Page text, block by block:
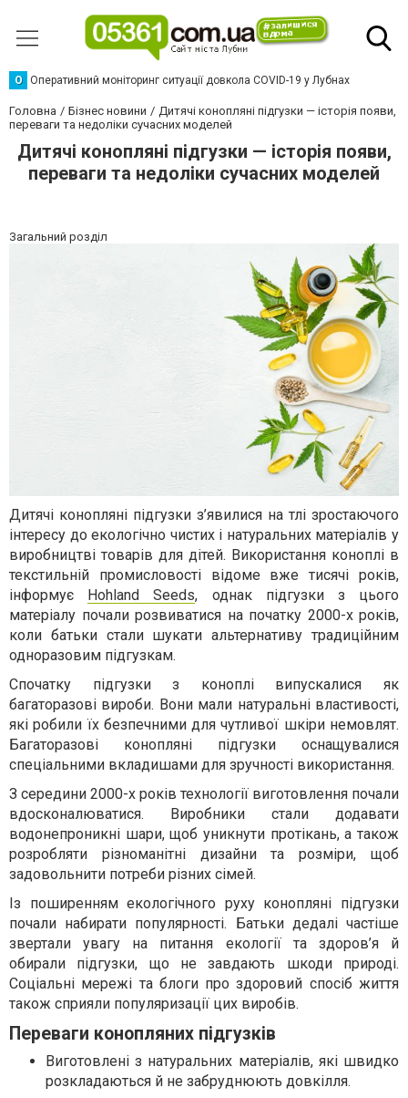
О Оперативний моніторинг ситуації довкола COVID-19 у Лубнах
Головна Бізнес новини
Дитячі конопляні підгузки — історія появи,
переваги та недоліки сучасних моделей
Дитячі конопляні підгузки — історія появи,
переваги та недоліки сучасних моделей
Загальний розділ
Дитячі конопляні підгузки з’явилися на тлі зростаючого
інтересу до екологічно чистих і натуральних матеріалів у
виробництві товарів для дітей. Використання коноплі в
текстильній промисловості відоме вже тисячі років,
інформує Hohland Seeds, однак підгузки з цього
матеріалу почали розвиватися на початку 2000-х років,
коли батьки стали шукати альтернативу традиційним
одноразовим підгузкам.
Спочатку підгузки з коноплі випускалися як
багаторазові вироби. Вони мали натуральні властивості,
які робили їх безпечними для чутливої шкіри немовлят.
Багаторазові конопляні підгузки оснащувалися
спеціальними вкладишами для зручності використання.
З середини 2000-х років технології виготовлення почали
вдосконалюватися. Виробники стали додавати
водонепроникні шари, щоб уникнути протікань, а також
розробляти різноманітні дизайни та розміри, щоб
задовольнити потреби різних сімей.
Із поширенням екологічного руху конопляні підгузки
почали набирати популярності. Батьки дедалі частіше
звертали увагу на питання екології та здоров’я й
обирали підгузки, що не завдають шкоди природі.
Соціальні мережі та блоги про здоровий спосіб життя
також сприяли популяризації цих виробів.
Переваги конопляних підгузків
Виготовлені з натуральних матеріалів, які швидко
розкладаються й не забруднюють довкілля.